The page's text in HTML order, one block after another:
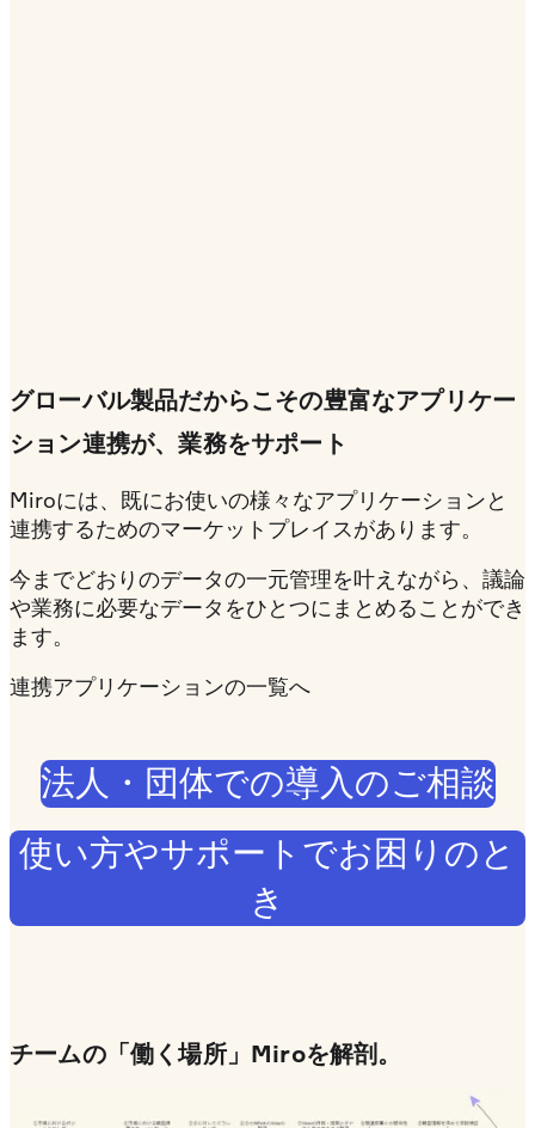
グローバル製品だからこその豊富なアプリケー
ション連携が、業務をサポート
Miroには、既にお使いの様々なアプリケーションと
連携するためのマーケットプレイスがあります。
今までどおりのデータの一元管理を叶えながら、議論
や業務に必要なデータをひとつにまとめることができ
ます。
連携アプリケーションの一覧へ
法人・団体での導入のご相談
使い方やサポートでお困りのと
き
チームの「働く場所」Miroを解剖。